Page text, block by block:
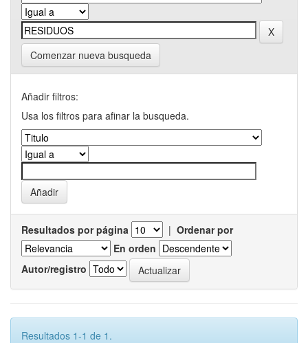
Comenzar nueva busqueda
Añadir filtros:
Usa los filtros para afinar la busqueda.
Resultados por página | Ordenar por
En orden
Autor/registro
Resultados 1-1 de 1.